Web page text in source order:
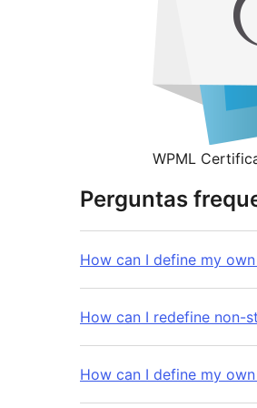
WPML
Perguntas
How can I define my
How can I redefine non-
How can I define my